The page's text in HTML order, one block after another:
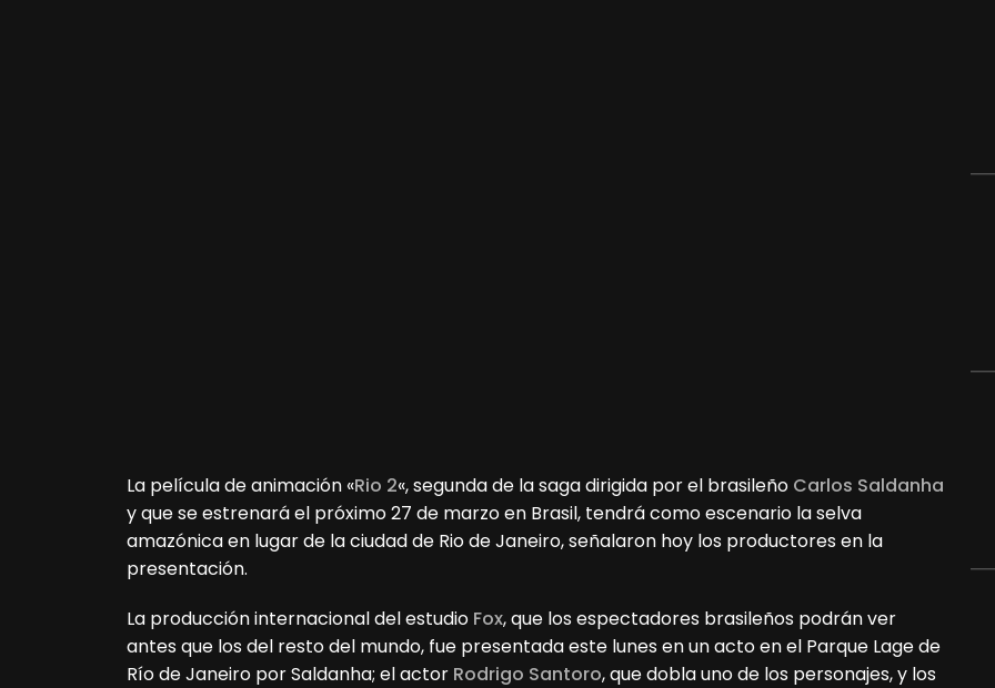
La película de animación «Rio 2«, segunda de la saga dirigida por el brasileño Carlos Saldanha
y que se estrenará el próximo 27 de marzo en Brasil, tendrá como escenario la selva
amazónica en lugar de la ciudad de Rio de Janeiro, señalaron hoy los productores en la
presentación.
La producción internacional del estudio Fox, que los espectadores brasileños podrán ver
antes que los del resto del mundo, fue presentada este lunes en un acto en el Parque Lage de
Río de Janeiro por Saldanha; el actor Rodrigo Santoro, que dobla uno de los personajes, y los